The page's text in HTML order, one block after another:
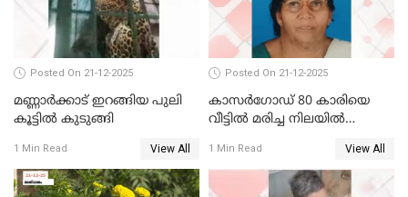
Posted On 21-12-2025
മണ്ണാർക്കാട് ഇറങ്ങിയ പുലി
കൂട്ടിൽ കുടുങ്ങി
1 Min Read View All
Posted On 21-12-2025
കാസർഗോഡ് 80 കാരിയെ
വീട്ടിൽ മരിച്ച നിലയിൽ
1 Min Read View All